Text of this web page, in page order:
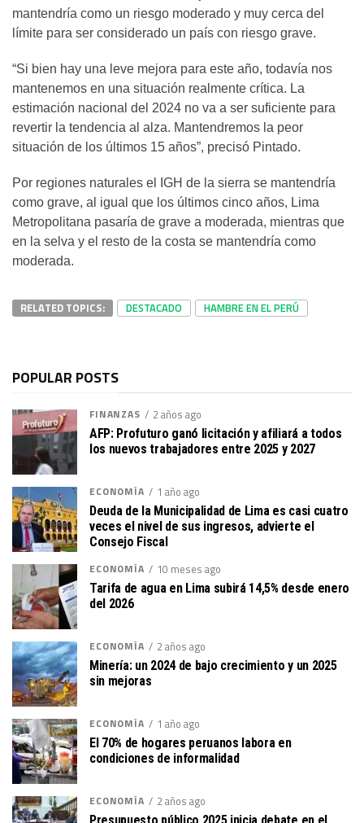
mantendría como un riesgo moderado y muy cerca del
límite para ser considerado un país con riesgo grave.
“Si bien hay una leve mejora para este año, todavía nos
mantenemos en una situación realmente crítica. La
estimación nacional del 2024 no va a ser suficiente para
revertir la tendencia al alza. Mantendremos la peor
situación de los últimos 15 años”, precisó Pintado.
Por regiones naturales el IGH de la sierra se mantendría
como grave, al igual que los últimos cinco años, Lima
Metropolitana pasaría de grave a moderada, mientras que
en la selva y el resto de la costa se mantendría como
moderada.
RELATED TOPICS: DESTACADO HAMBRE EN EL PERÚ
POPULAR POSTS
FINANZAS 2 años ago
AFP: Profuturo ganó licitación y afiliará a todos
los nuevos trabajadores entre 2025 y 2027
ECONOMÍA 1 año ago
Deuda de la Municipalidad de Lima es casi cuatro
veces el nivel de sus ingresos, advierte el
Consejo Fiscal
ECONOMÍA
10 meses ago
Tarifa de agua en Lima subirá 14,5% desde enero
del 2026
ECONOMÍA 2 años ago
Minería: un 2024 de bajo crecimiento y un 2025
sin mejoras
ECONOMÍA 1 año ago
El 70% de hogares peruanos labora en
condiciones de informalidad
ECONOMÍA 2 años ago